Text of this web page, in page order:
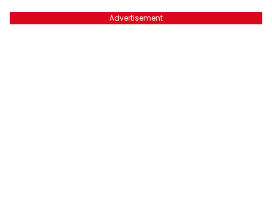
Advertisement